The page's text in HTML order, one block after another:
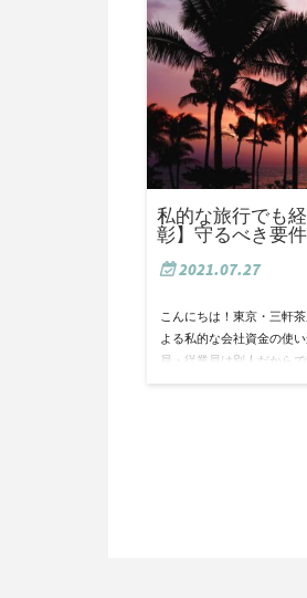
私的な旅行でも
彰】守るべき要件
2021.07.27
こんにちは！東京・三軒
よる私的な会社資金の使
員・従業員は別人だから